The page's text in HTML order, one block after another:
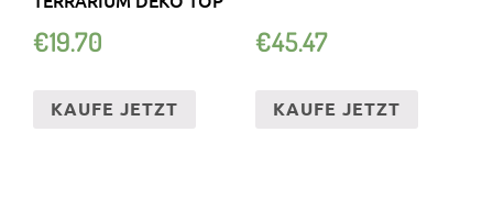
€19.70
KAUFE JETZT
€45.47
KAUFE JETZT